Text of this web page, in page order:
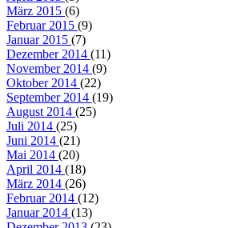
März 2015 (6)
Februar 2015 (9)
Januar 2015 (7)
Dezember 2014 (11)
November 2014 (9)
Oktober 2014 (22)
September 2014 (19)
August 2014 (25)
Juli 2014 (25)
Juni 2014 (21)
Mai 2014 (20)
April 2014 (18)
März 2014 (26)
Februar 2014 (12)
Januar 2014 (13)